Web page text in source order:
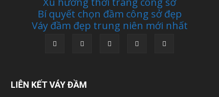
Bí quyết chọn đầm công sở đẹp
Váy đầm đẹp trung niên mới nhất
LIÊN KẾT VÁY ĐẦM